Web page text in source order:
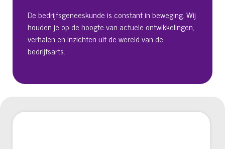
De bedrijfsgeneeskunde is constant in beweging. Wij
houden je op de hoogte van actuele ontwikkelingen,
verhalen en inzichten uit de wereld van de
bedrijfsarts.